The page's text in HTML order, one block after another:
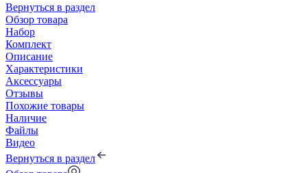
Вернуться в раздел
Обзор товара
Набор
Комплект
Описание
Характеристики
Аксессуары
Отзывы
Похожие товары
Наличие
Файлы
Видео
Вернуться в раздел